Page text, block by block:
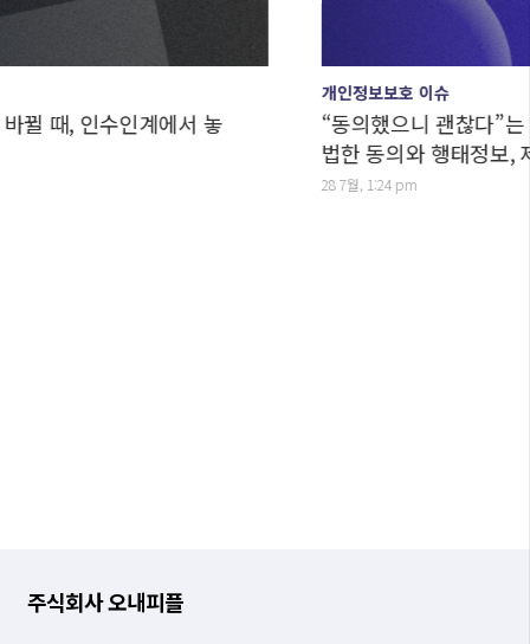
, 인수인계에서 놓
개인정보보호 이슈
“동의했으니 괜찮다”는 더
법한 동의와 행태정보, 제대
28 7월, 1:24 pm
주식회사 오내피플